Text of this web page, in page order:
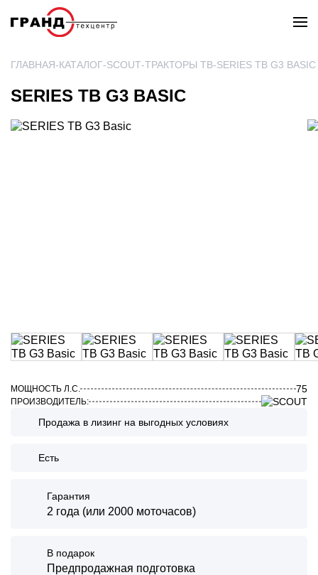
ГЛАВНАЯ КАТАЛОГ SCOUT ТРАКТОРЫ TB SERIES TB G3 BASIC
SERIES TB G3 BASIC
МОЩНОСТЬ Л.С. 75
ПРОИЗВОДИТЕЛЬ:
Продажа в лизинг на выгодных условиях
Есть
Гарантия
2 года (или 2000 моточасов)
В подарок
Предпродажная подготовка